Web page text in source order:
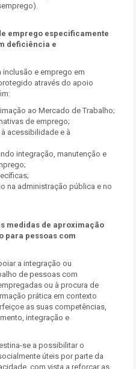
emprego especificamente
deficiência e
e emprego em
através do apoio
ao Mercado de Trabalho;
de emprego;
acessibilidade e à
integração, manutenção e
na administração pública e no
medidas de aproximação
para pessoas com
a integração ou
de pessoas com
ou à procura de
prática em contexto
as suas competências,
integração e
se a possibilitar o
úteis por parte da
com vista a reforçar as